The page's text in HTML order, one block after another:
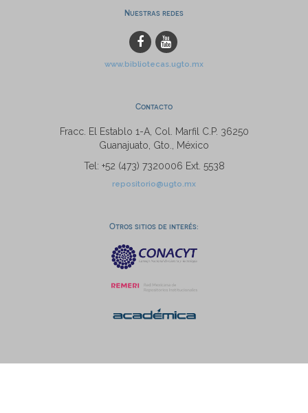
Nuestras redes
www.bibliotecas.ugto.mx
Contacto
Fracc. El Establo 1-A, Col. Marfil C.P. 36250
Guanajuato, Gto., México
Tel: +52 (473) 7320006 Ext. 5538
repositorio@ugto.mx
Otros sitios de interés: